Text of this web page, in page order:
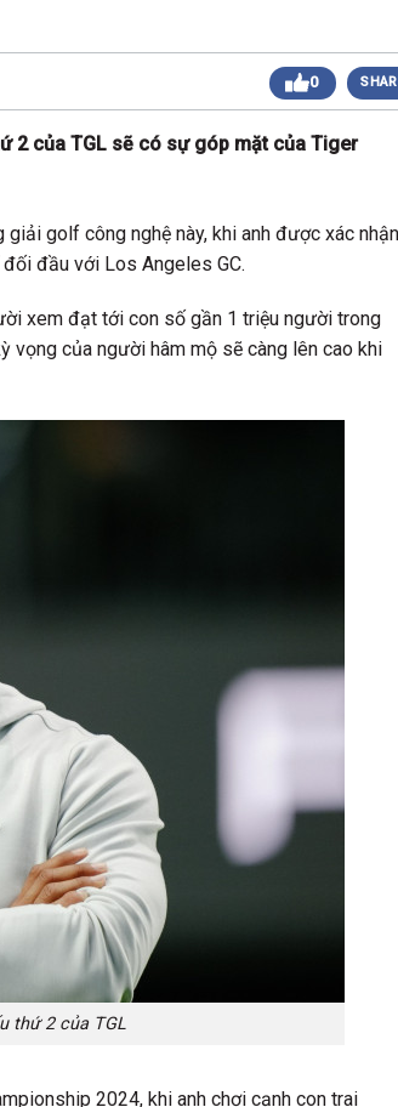
Gia Đình lần 1 (Family Golf Tournament
Doanh nghiệp và Thương hiệu Việt Nam
22 (Business Vietnam Cup 22)
Vô địch các CLB toàn quốc Lần 1
Cặp đôi hoàn hảo Lần 2 (Perfect Golf
2)
0
2 của TGL sẽ có sự góp mặt của Tiger
golf công nghệ này, khi anh được xác nhận
đầu với Los Angeles GC.
xem đạt tới con số gần 1 triệu người trong
vọng của người hâm mộ sẽ càng lên cao khi
thứ 2 của TGL
2024, khi anh chơi cạnh con trai